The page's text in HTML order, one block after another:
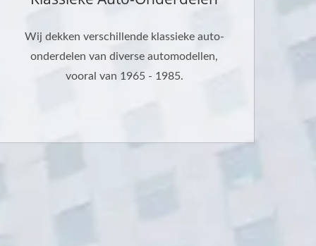
Wij dekken verschillende klassieke auto-
onderdelen van diverse automodellen,
vooral van 1965 - 1985.